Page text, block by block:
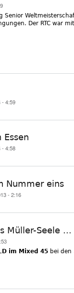
Senior
Der RTC war
- 4:59
Essen
- 4:58
Nummer eins
- 2:16
Müller-Seele ...
im Mixed 45 bei den